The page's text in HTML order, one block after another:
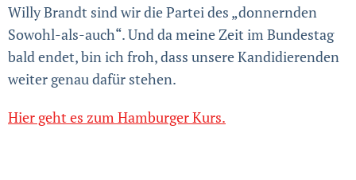
Willy Brandt sind wir die Partei des „donnernden
Sowohl-als-auch“. Und da meine Zeit im Bundestag
bald endet, bin ich froh, dass unsere Kandidierenden
weiter genau dafür stehen.
Hier geht es zum Hamburger Kurs.